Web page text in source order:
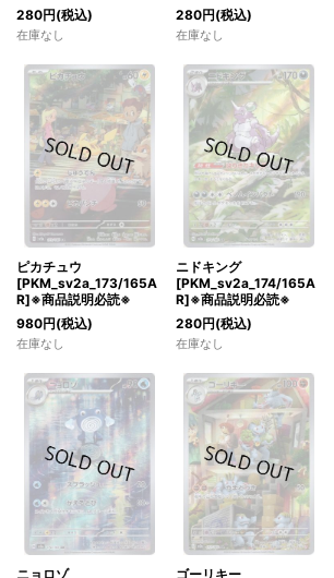
280円(税込)
在庫なし
280円(税込)
在庫なし
ピカチュウ
[PKM_sv2a_173/165A
R]※商品説明必読※
980円(税込)
在庫なし
ニドキング
[PKM_sv2a_174/165A
R]※商品説明必読※
280円(税込)
在庫なし
ニョロゾ
ゴーリキー